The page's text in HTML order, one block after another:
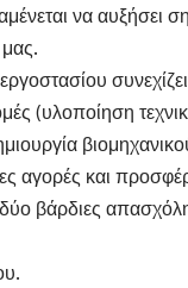
να αυξήσει
(υλοποίηση
αγορές και
βάρδιες